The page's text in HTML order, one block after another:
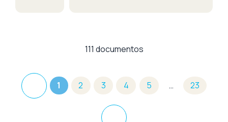
111 documentos
1 2 3 4 5 … 23